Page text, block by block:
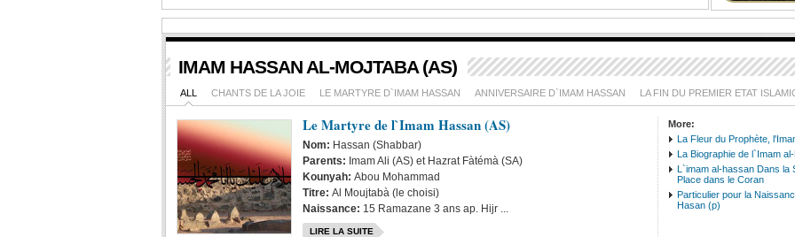
Ghareeb
Basem
al-
Karbalayi
:...
Galerie
des
Images
:...
IMAM HASSAN AL-MOJTABA (AS)
ALL CHANTS DE LA JOIE LE MARTYRE D`IMAM HASSAN ANNIVERSAIRE D`IMAM HASSAN LA FIN DU PREMIER ETAT
Le Martyre de l`Imam Hassan (AS)
Nom: Hassan (Shabbar)
Parents: Imam Ali (AS) et Hazrat Fàtémà (SA)
Kounyah: Abou Mohammad
Titre: Al Moujtabà (le choisi)
Naissance: 15 Ramazane 3 ans ap. Hijr ...
LIRE LA SUITE
More:
La Fleur du Prophète,
La Biographie de l`Imam
L`imam al-hassan Dans la
Place dans le Coran
Particulier pour la
Hasan (p)
l'Histoire de l'Imam
Houssain (p) N.6